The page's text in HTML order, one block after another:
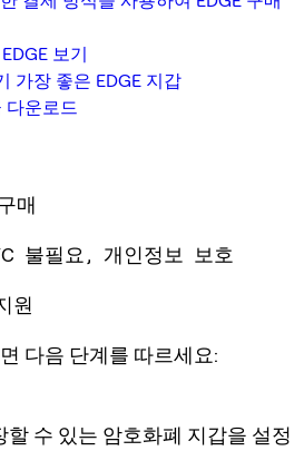
보기
가장 좋은 EDGE 지갑
다운로드
매
불필요, 개인정보 보호
원
다음 단계를 따르세요:
할 수 있는 암호화폐 지갑을 설정